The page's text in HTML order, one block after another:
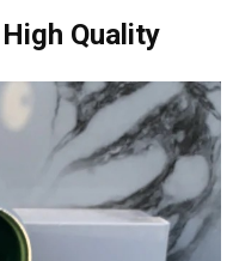
Quality